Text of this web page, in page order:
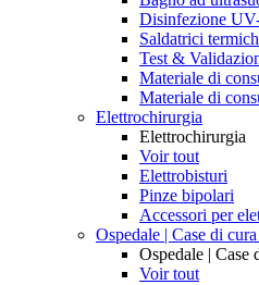
Disinfezione
Saldatrici
Test &
Materiale di
Materiale di
Elettrochirurgia
Elettrochirurgia
Voir tout
Elettrobisturi
Pinze bipolari
Accessori per
Ospedale | Case di
Ospedale | Case
Voir tout